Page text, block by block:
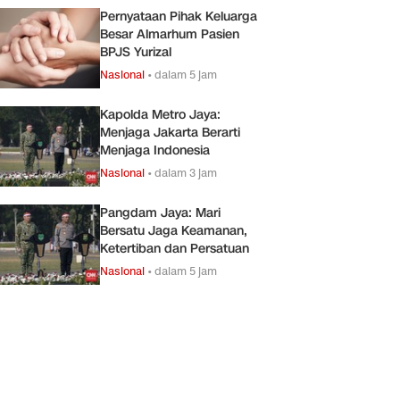
Pernyataan Pihak Keluarga
Besar Almarhum Pasien
BPJS Yurizal
Nasional •dalam 5 jam
Kapolda Metro Jaya:
Menjaga Jakarta Berarti
Menjaga Indonesia
Nasional •dalam 3 jam
Pangdam Jaya: Mari
Bersatu Jaga Keamanan,
Ketertiban dan Persatuan
Nasional •dalam 5 jam